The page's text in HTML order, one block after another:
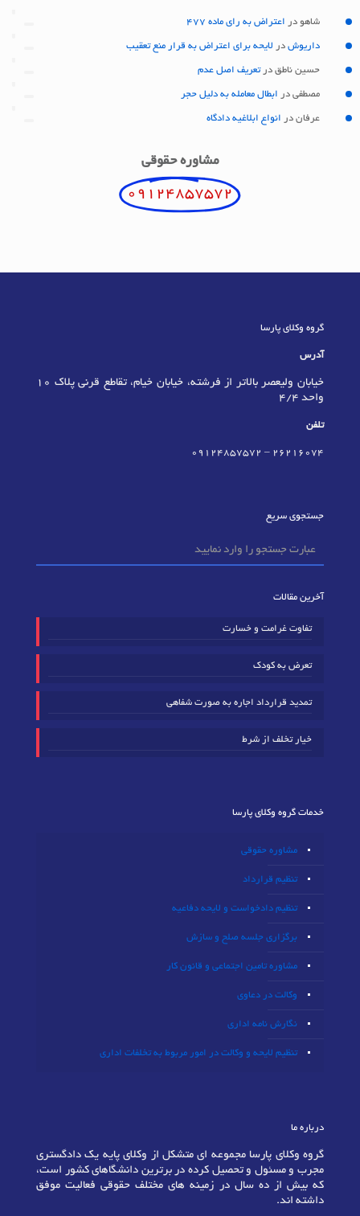
شاهو در اعتراض به رای ماده 477
داریوش در لایحه برای اعتراض به قرار منع تعقیب
حسین ناطق درتعریف اصل عدم
مصطفی در ابطال معامله به دلیل حجر
عرفان در انواع ابلاغیه دادگاه
مشاوره حقوقی
09124857572
گروه وکلای پارسا
آدرس
خیابان ولیعصر بالاتر از فرشته، خیابان خیام، تقاطع قرنی پلاک 10
واحد 4/4
تلفن
٢٦٢١٦٠٧٤ –
09124857572
جستجوی سریع
آخرین مقالات
تفاوت غرامت و خسارت
تعرض به کودک
تمدید قرارداد اجاره به صورت شفاهی
خیار تخلف از شرط
خدمات گروه وکلای پارسا
مشاوره حقوقی
تنظیم قرارداد
تنظیم دادخواست و لایحه دفاعیه
برگزاری جلسه صلح و سازش
مشاوره تامین اجتماعی و قانون کار
وکالت در دعاوی
نگارش نامه اداری
تنظیم لایحه و وکالت در امور مربوط به تخلفات اداری
درباره ما
گروه وکلای پارسا مجموعه ای متشکل از وکلای پایه یک دادگستری
مجرب و مسئول و تحصیل کرده در برترین دانشگاهای کشور است،
که بیش از ده سال در زمینه های مختلف حقوقی فعالیت موفق
داشته اند.